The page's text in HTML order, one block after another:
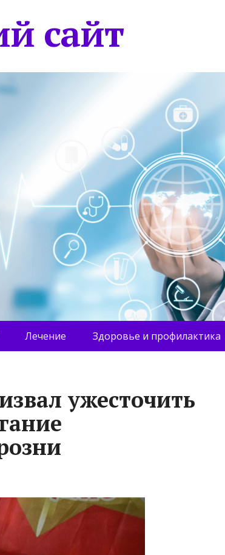
сайт
Лечение Здоровье и профилактика
ужесточить